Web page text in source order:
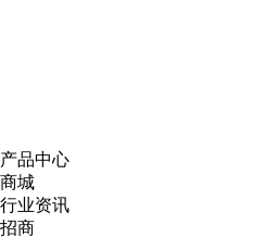
产品中心
商城
行业资讯
招商